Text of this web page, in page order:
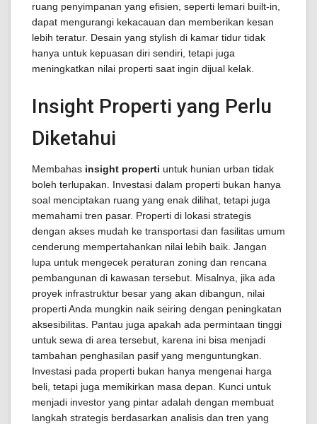
ruang penyimpanan yang efisien, seperti lemari built-in,
dapat mengurangi kekacauan dan memberikan kesan
lebih teratur. Desain yang stylish di kamar tidur tidak
hanya untuk kepuasan diri sendiri, tetapi juga
meningkatkan nilai properti saat ingin dijual kelak.
Insight Properti yang Perlu
Diketahui
Membahas insight properti untuk hunian urban tidak
boleh terlupakan. Investasi dalam properti bukan hanya
soal menciptakan ruang yang enak dilihat, tetapi juga
memahami tren pasar. Properti di lokasi strategis
dengan akses mudah ke transportasi dan fasilitas umum
cenderung mempertahankan nilai lebih baik. Jangan
lupa untuk mengecek peraturan zoning dan rencana
pembangunan di kawasan tersebut. Misalnya, jika ada
proyek infrastruktur besar yang akan dibangun, nilai
properti Anda mungkin naik seiring dengan peningkatan
aksesibilitas. Pantau juga apakah ada permintaan tinggi
untuk sewa di area tersebut, karena ini bisa menjadi
tambahan penghasilan pasif yang menguntungkan.
Investasi pada properti bukan hanya mengenai harga
beli, tetapi juga memikirkan masa depan. Kunci untuk
menjadi investor yang pintar adalah dengan membuat
langkah strategis berdasarkan analisis dan tren yang